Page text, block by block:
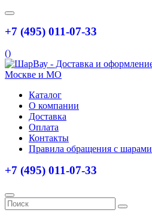
+7 (495) 011-07-33
()
Каталог
О компании
Доставка
Оплата
Контакты
Правила обращения с шарами
+7 (495) 011-07-33